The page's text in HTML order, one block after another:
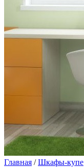
Главная /Шкафы-купе